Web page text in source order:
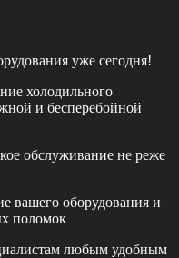
уже сегодня!
холодильного
и бесперебойной
обслуживание не реже
вашего оборудования и
поломок
любым удобным